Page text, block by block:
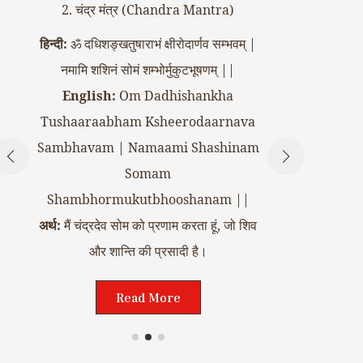
2. चंद्र मंत्र (Chandra Mantra)
हिन्दी: ॐ दधिशङ्खतुषाराभं क्षीरोदार्णव सम्भवम् |
नमामि शशिनं सोमं शम्भोर्मुकुटभूषणम् ||
English: Om Dadhishankha
Tushaaraabham Ksheerodaarnava
Sambhavam | Namaami Shashinam
Somam
Shambhormukutbhooshanam ||
अर्थ:मैं चंद्रदेव सोम को प्रणाम करता हूं, जो शिव
और शान्ति की प्रसादी है।
Read More